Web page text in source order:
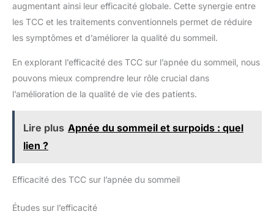
augmentant ainsi leur efficacité globale. Cette synergie entre
les TCC et les traitements conventionnels permet de réduire
les symptômes et d’améliorer la qualité du sommeil.
En explorant l’efficacité des TCC sur l’apnée du sommeil, nous
pouvons mieux comprendre leur rôle crucial dans
l’amélioration de la qualité de vie des patients.
Lire plus Apnée du sommeil et surpoids : quel
lien ?
Efficacité des TCC sur l’apnée du sommeil
Études sur l’efficacité